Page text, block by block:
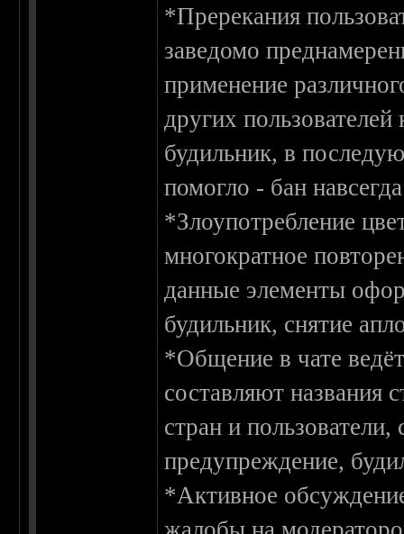
*Пререкания
заведомо
применение
других
будильник, в
помогло - бан
*Злоупотребление
многократное
данные элементы
будильник, снятие
*Общение в чате
составляют названия
стран и
предупреждение,
*Активное